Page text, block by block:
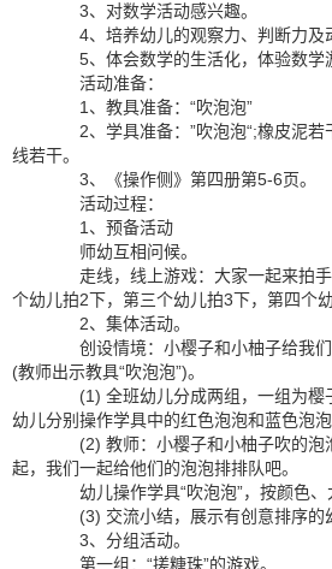
3、对数学活动感兴趣。
4、培养幼儿的观察力、判断力及
5、体会数学的生活化，体验数学
活动准备：
1、教具准备：“吹泡泡”
2、学具准备：”吹泡泡“;橡皮泥若
线若干。
3、《操作侧》第四册第5-6页。
活动过程：
1、预备活动
师幼互相问候。
走线，线上游戏：大家一起来拍手
个幼儿拍2下，第三个幼儿拍3下，第四个
2、集体活动。
创设情境：小樱子和小柚子给我们
(教师出示教具“吹泡泡”)。
(1) 全班幼儿分成两组，一组为樱
幼儿分别操作学具中的红色泡泡和蓝色泡
(2) 教师：小樱子和小柚子吹的泡
起，我们一起给他们的泡泡排排队吧。
幼儿操作学具“吹泡泡”，按颜色、
(3) 交流小结，展示有创意排序的
3、分组活动。
第一组：“搓糖珠”的游戏。